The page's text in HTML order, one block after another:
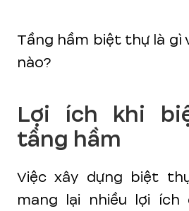
Tầng hầm biệt thự là gì
nào?
Lợi ích khi
tầng hầm
Việc xây dựng biệt
mang lại nhiều lợi ích